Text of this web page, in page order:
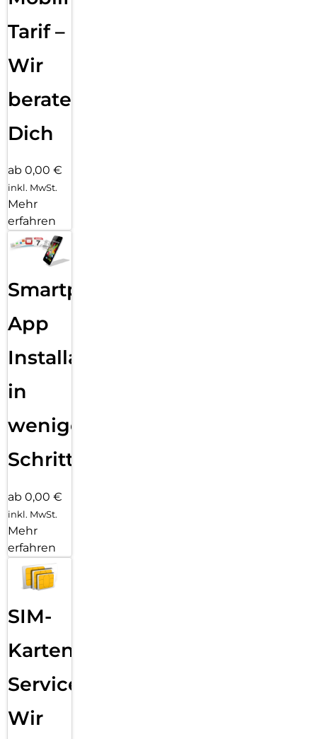
griffbereit halten möchten – ohne Kompromisse bei
Komfort oder Ästhetik.
Tarif –
Wir
beraten
Dich
ab 0,00 €
inkl. MwSt.
Mehr
erfahren
Smartphone
App
Installation
in
wenigen
Schritten
ab 0,00 €
inkl. MwSt.
Mehr
erfahren
SIM-
Karten
Service:
Wir